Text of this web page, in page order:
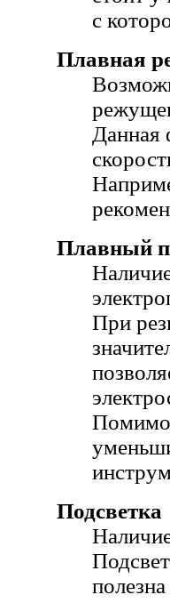
с
Плавная
Данная
Плавный
При
Помимо
Подсветка